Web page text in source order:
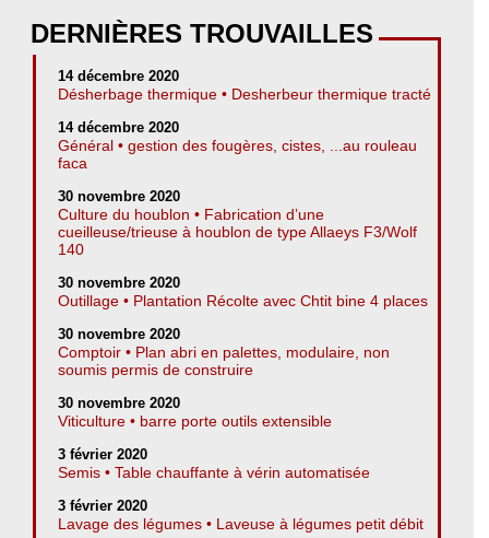
DERNIÈRES TROUVAILLES
14 décembre 2020
Désherbage thermique • Desherbeur thermique tracté
14 décembre 2020
Général • gestion des fougères, cistes, ...au rouleau
faca
30 novembre 2020
Culture du houblon • Fabrication d’une
cueilleuse/trieuse à houblon de type Allaeys F3/Wolf
140
30 novembre 2020
Outillage • Plantation Récolte avec Chtit bine 4 places
30 novembre 2020
Comptoir • Plan abri en palettes, modulaire, non
soumis permis de construire
30 novembre 2020
Viticulture • barre porte outils extensible
3 février 2020
Semis • Table chauffante à vérin automatisée
3 février 2020
Lavage des légumes • Laveuse à légumes petit débit